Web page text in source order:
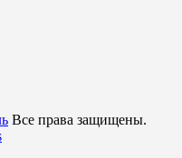
Все права защищены.